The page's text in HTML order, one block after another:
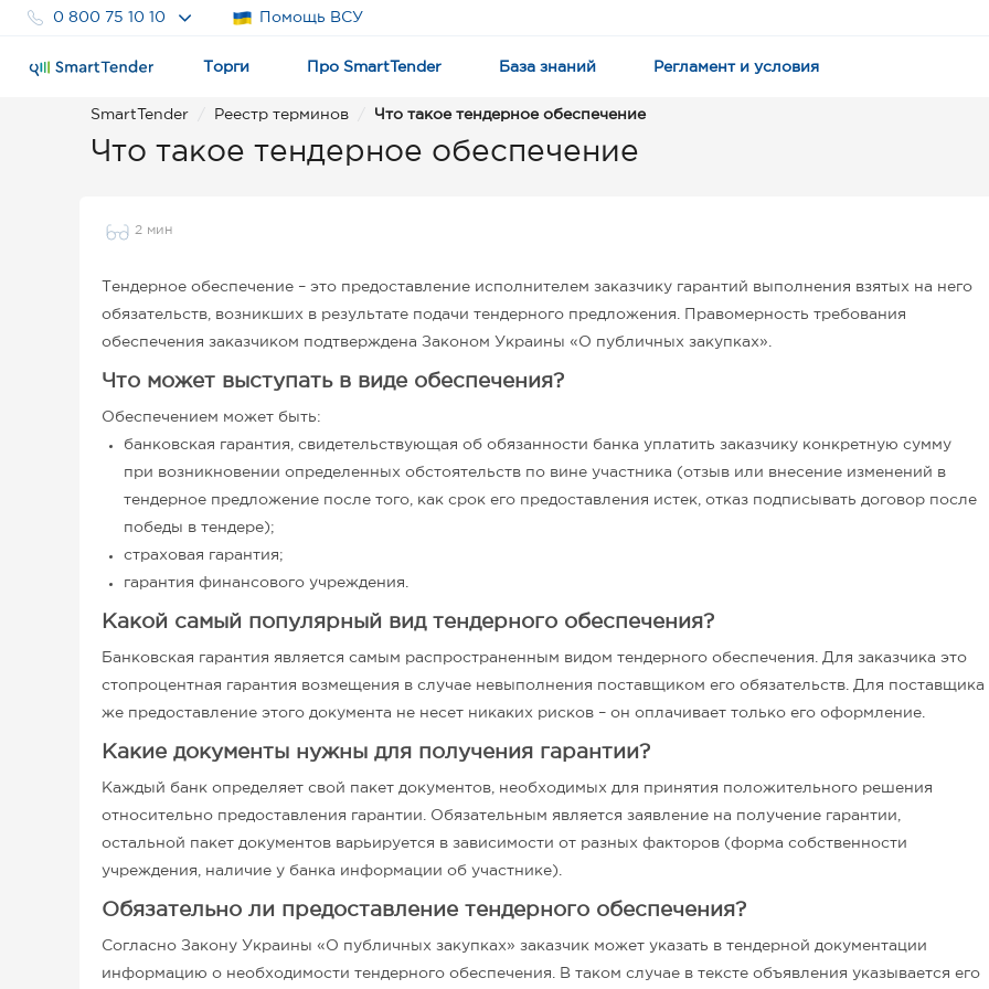
0 800 75 10 10 Помощь ВСУ
Торги Про SmartTender База знаний Регламент и условия
SmartTender Реестр терминов Что такое тендерное обеспечение
Что такое тендерное обеспечение
2 мин
Тендерное обеспечение – это предоставление исполнителем заказчику гарантий выполнения взятых на него
обязательств, возникших в результате подачи тендерного предложения. Правомерность требования
обеспечения заказчиком подтверждена Законом Украины «О публичных закупках».
Что может выступать в виде обеспечения?
Обеспечением может быть:
банковская гарантия, свидетельствующая об обязанности банка уплатить заказчику конкретную сумму
при возникновении определенных обстоятельств по вине участника (отзыв или внесение изменений в
тендерное предложение после того, как срок его предоставления истек, отказ подписывать договор после
победы в тендере);
страховая гарантия;
гарантия финансового учреждения.
Какой самый популярный вид тендерного обеспечения?
Банковская гарантия является самым распространенным видом тендерного обеспечения. Для заказчика это
стопроцентная гарантия возмещения в случае невыполнения поставщиком его обязательств. Для поставщика
же предоставление этого документа не несет никаких рисков – он оплачивает только его оформление.
Какие документы нужны для получения гарантии?
Каждый банк определяет свой пакет документов, необходимых для принятия положительного решения
относительно предоставления гарантии. Обязательным является заявление на получение гарантии,
остальной пакет документов варьируется в зависимости от разных факторов (форма собственности
учреждения, наличие у банка информации об участнике).
Обязательно ли предоставление тендерного обеспечения?
Согласно Закону Украины «О публичных закупках» заказчик может указать в тендерной документации
информацию о необходимости тендерного обеспечения. В таком случае в тексте объявления указывается его